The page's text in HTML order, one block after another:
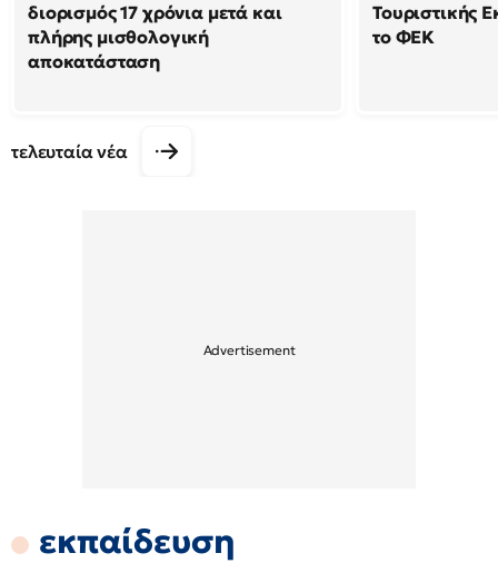
διορισμός 17 χρόνια μετά και
πλήρης μισθολογική
αποκατάσταση
Τουριστικής
το ΦΕΚ
τελευταία νέα
εκπαίδευση